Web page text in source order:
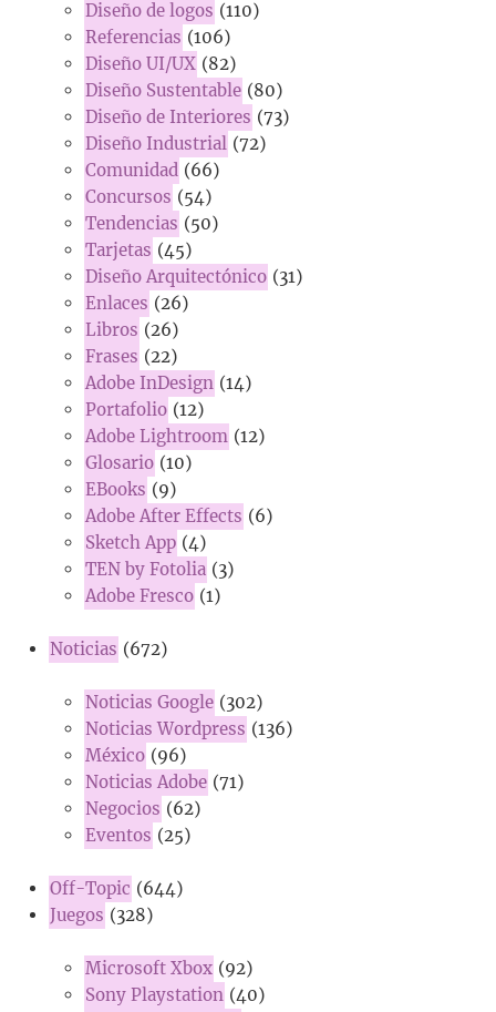
Diseño de logos (110)
Referencias (106)
Diseño UI/UX (82)
Diseño Sustentable (80)
Diseño de Interiores (73)
Diseño Industrial (72)
Comunidad (66)
Concursos (54)
Tendencias (50)
Tarjetas (45)
Diseño Arquitectónico (31)
Enlaces (26)
Libros (26)
Frases (22)
Adobe InDesign (14)
Portafolio (12)
Adobe Lightroom (12)
Glosario (10)
EBooks (9)
Adobe After Effects (6)
Sketch App (4)
TEN by Fotolia (3)
Adobe Fresco (1)
Noticias (672)
Noticias Google (302)
Noticias Wordpress (136)
México (96)
Noticias Adobe (71)
Negocios (62)
Eventos (25)
Off-Topic (644)
Juegos (328)
Microsoft Xbox (92)
Sony Playstation (40)